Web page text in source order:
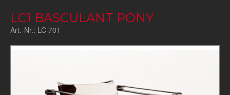
LC1 BASCULANT PONY
Art.-Nr.: LC 701